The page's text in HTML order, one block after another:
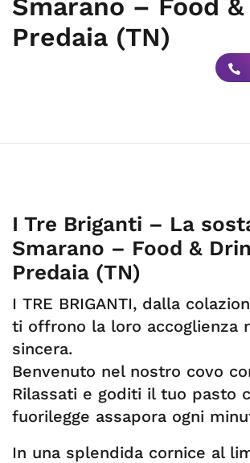
Smarano – Food
Predaia (TN)
I Tre Briganti – La
Smarano – Food &
Predaia (TN)
I TRE BRIGANTI, dalla
ti offrono la loro accoglienza
sincera.
Benvenuto nel nostro covo
Rilassati e goditi il tuo pasto
fuorilegge assapora ogni
In una splendida cornice al